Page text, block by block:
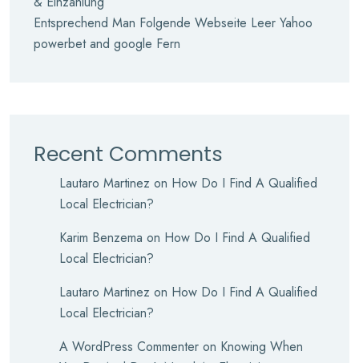
Entsprechend Man Folgende Webseite Leer Yahoo
powerbet and google Fern
Recent Comments
Lautaro Martinez on How Do I Find A Qualified
Local Electrician?
Karim Benzema on How Do I Find A Qualified
Local Electrician?
Lautaro Martinez on How Do I Find A Qualified
Local Electrician?
A WordPress Commenter on Knowing When